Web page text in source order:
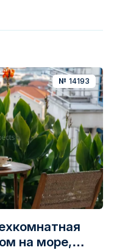
на море,
№ 14193